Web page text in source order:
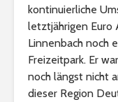
kontinuierliche
letztjährigen Euro
Linnenbach noch
Freizeitpark. Er
noch längst nicht
dieser Region